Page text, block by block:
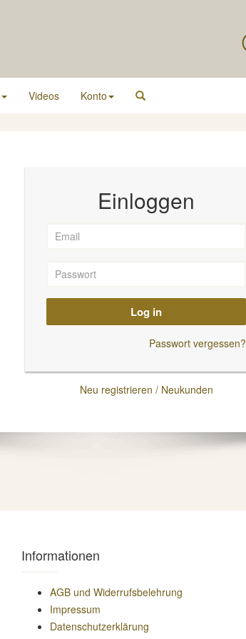
Videos Konto
Einloggen
Log in
Passwort vergessen?
Neu registrieren / Neukunden
Informationen
AGB und Widerrufsbelehrung
Impressum
Datenschutzerklärung